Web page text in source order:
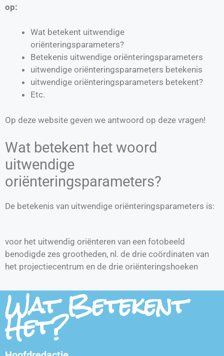
op:
Wat betekent uitwendige
oriënteringsparameters?
Betekenis uitwendige oriënteringsparameters
uitwendige oriënteringsparameters betekenis
uitwendige oriënteringsparameters betekent?
Etc.
Op deze website geven we antwoord op deze vragen!
Wat betekent het woord
uitwendige
oriënteringsparameters?
De betekenis van uitwendige oriënteringsparameters is:
voor het uitwendig oriënteren van een fotobeeld
benodigde zes grootheden, nl. de drie coördinaten van
het projectiecentrum en de drie oriënteringshoeken
Wat Betekent
Het?